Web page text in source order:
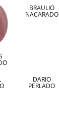
BRAULIO
NACARADO
DARIO
PERLADO